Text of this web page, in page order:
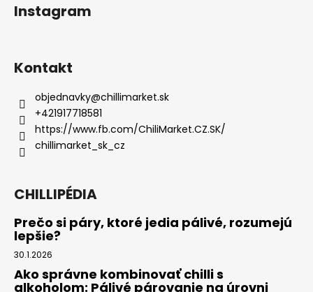
Instagram
Kontakt
objednavky@chillimarket.sk
+421917718581
https://www.fb.com/ChiliMarket.CZ.SK/
chillimarket_sk_cz
CHILLIPÉDIA
Prečo si páry, ktoré jedia pálivé, rozumejú
lepšie?
30.1.2026
Ako správne kombinovať chilli s
alkoholom: Pálivé párovanie na úrovni